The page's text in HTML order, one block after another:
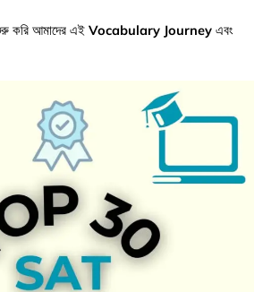
করি আমাদের এই Vocabulary Journey এবং